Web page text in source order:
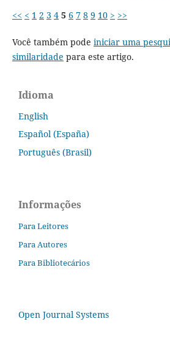
<< < 1 2 3 4 5 6 7 8 9 10 > >>
Você também pode iniciar uma
similaridade para este artigo.
Idioma
English
Español (España)
Português (Brasil)
Informações
Para Leitores
Para Autores
Para Bibliotecários
Open Journal Systems